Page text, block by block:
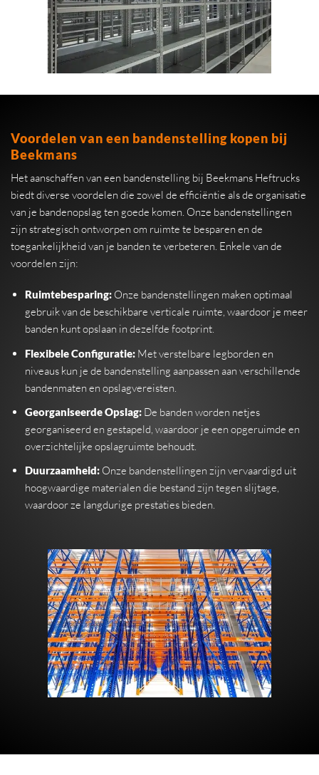
Voordelen van een bandenstelling kopen bij
Beekmans
Het aanschaffen van een bandenstelling bij Beekmans Heftrucks
biedt diverse voordelen die zowel de efficiëntie als de organisatie
van je bandenopslag ten goede komen. Onze bandenstellingen
zijn strategisch ontworpen om ruimte te besparen en de
toegankelijkheid van je banden te verbeteren. Enkele van de
voordelen zijn:
Ruimtebesparing:Onze bandenstellingen maken optimaal
gebruik van de beschikbare verticale ruimte, waardoor je meer
banden kunt opslaan in dezelfde footprint.
Flexibele Configuratie:Met verstelbare legborden en
niveaus kun je de bandenstelling aanpassen aan verschillende
bandenmaten en opslagvereisten.
Georganiseerde Opslag:De banden worden netjes
georganiseerd en gestapeld, waardoor je een opgeruimde en
overzichtelijke opslagruimte behoudt.
Duurzaamheid:Onze bandenstellingen zijn vervaardigd uit
hoogwaardige materialen die bestand zijn tegen slijtage,
waardoor ze langdurige prestaties bieden.